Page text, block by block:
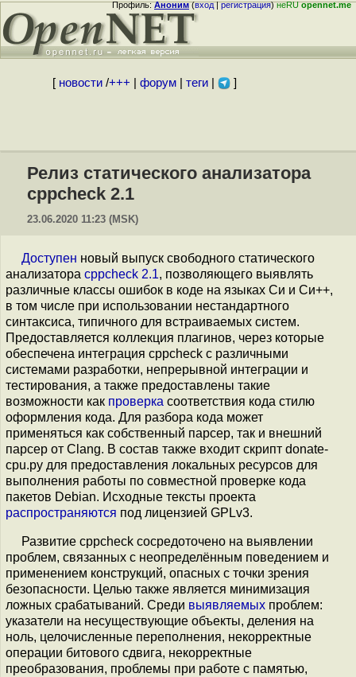
Профиль:Аноним(вход|регистрация)неRUopennet.me
[ новости/+++ форум| теги| ]
Релиз статического анализатора
cppcheck 2.1
23.06.2020 11:23 (MSK)
Доступен новый выпуск свободного статического
анализатора cppcheck 2.1, позволяющего выявлять
различные классы ошибок в коде на языках Си и Си++,
в том числе при использовании нестандартного
синтаксиса, типичного для встраиваемых систем.
Предоставляется коллекция плагинов, через которые
обеспечена интеграция cppcheck с различными
системами разработки, непрерывной интеграции и
тестирования, а также предоставлены такие
возможности как проверка соответствия кода стилю
оформления кода. Для разбора кода может
применяться как собственный парсер, так и внешний
парсер от Clang. В состав также входит скрипт donate-
cpu.py для предоставления локальных ресурсов для
выполнения работы по совместной проверке кода
пакетов Debian. Исходные тексты проекта
распространяются под лицензией GPLv3.
Развитие cppcheck сосредоточено на выявлении
проблем, связанных с неопределённым поведением и
применением конструкций, опасных с точки зрения
безопасности. Целью также является минимизация
ложных срабатываний. Среди выявляемых проблем:
указатели на несуществующие объекты, деления на
ноль, целочисленные переполнения, некорректные
операции битового сдвига, некорректные
преобразования, проблемы при работе с памятью,